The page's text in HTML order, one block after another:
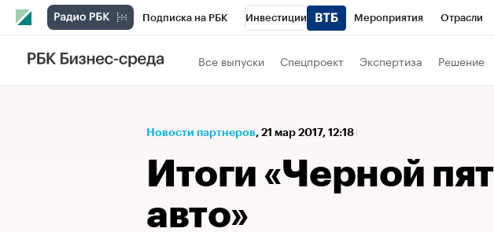
Подписка на РБК Инвестиции Мероприятия Отрасли
Спорт
Технологии и медиа Финансы Рынок наличной валюты
Все выпуски Спецпроект Экспертиза Решение
Новости партнеров⁠, 21 мар 2017, 12:18
Итоги «Черной
авто»